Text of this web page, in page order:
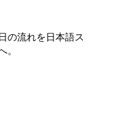
の流れを日本語ス